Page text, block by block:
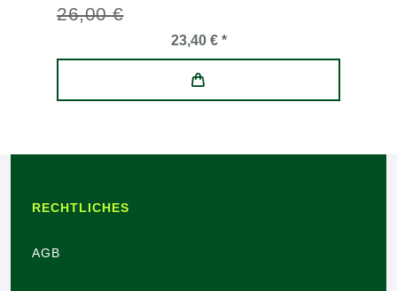
26,00 €
23,40 € *
RECHTLICHES
AGB